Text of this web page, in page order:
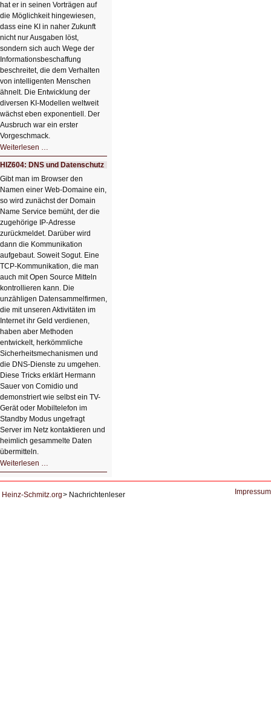
hat er in seinen Vorträgen auf
die Möglichkeit hingewiesen,
dass eine KI in naher Zukunft
nicht nur Ausgaben löst,
sondern sich auch Wege der
Informationsbeschaffung
beschreitet, die dem Verhalten
von intelligenten Menschen
ähnelt. Die Entwicklung der
diversen KI-Modellen weltweit
wächst eben exponentiell. Der
Ausbruch war ein erster
Vorgeschmack.
Weiterlesen …
Der
Ausbruch
der
KI
HIZ604: DNS und Datenschutz
Gibt man im Browser den
Namen einer Web-Domaine ein,
so wird zunächst der Domain
Name Service bemüht, der die
zugehörige IP-Adresse
zurückmeldet. Darüber wird
dann die Kommunikation
aufgebaut. Soweit Sogut. Eine
TCP-Kommunikation, die man
auch mit Open Source Mitteln
kontrollieren kann. Die
unzähligen Datensammelfirmen,
die mit unseren Aktivitäten im
Internet ihr Geld verdienen,
haben aber Methoden
entwickelt, herkömmliche
Sicherheitsmechanismen und
die DNS-Dienste zu umgehen.
Diese Tricks erklärt Hermann
Sauer von Comidio und
demonstriert wie selbst ein TV-
Gerät oder Mobiltelefon im
Standby Modus ungefragt
Server im Netz kontaktieren und
heimlich gesammelte Daten
übermitteln.
Weiterlesen …
DNS
Heinz-Schmitz.org
Nachrichtenleser Impressum